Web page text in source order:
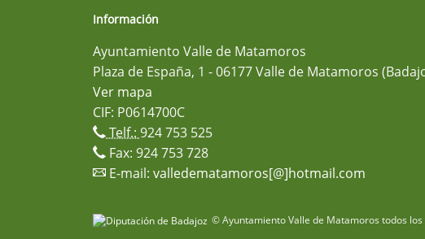
Información
Ayuntamiento Valle de Matamoros
Plaza de España, 1 - 06177 Valle de Matamoros
Ver mapa
CIF: P0614700C
Telf.:924 753 525
Fax: 924 753 728
E-mail: valledematamoros[@]hotmail.com
© Ayuntamiento Valle de Matamoros todos